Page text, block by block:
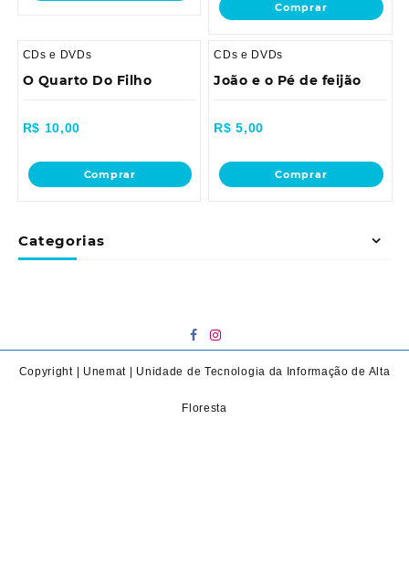
Categorias
Comprar
CDs e DVDs
O Quarto Do Filho
R$ 10,00
Comprar
CDs e DVDs
João e o Pé de feijão
R$ 5,00
Comprar
Copyright | Unemat | Unidade de Tecnologia da Informação de Alta
Floresta